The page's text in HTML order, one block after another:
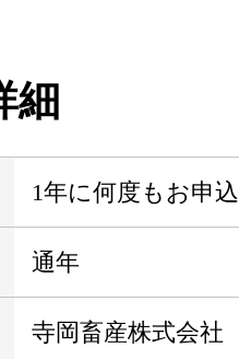
細
1年に何度もお申
通年
寺岡畜産株式会社